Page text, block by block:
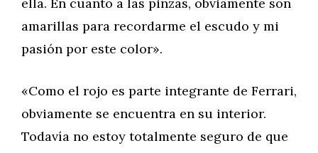
amarillas para recordarme el escudo y mi
pasión por este color».
«Como el rojo es parte integrante de Ferrari,
obviamente se encuentra en su interior.
Todavía no estoy totalmente seguro de que